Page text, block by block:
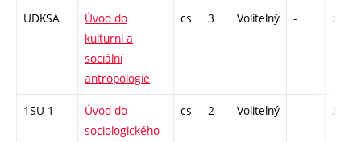
UDKSA
Úvod do
kulturní a
sociální
antropologie
cs 3 Volitelný - zk
1SU-1
Úvod do
sociologického
cs 2 Volitelný - zá